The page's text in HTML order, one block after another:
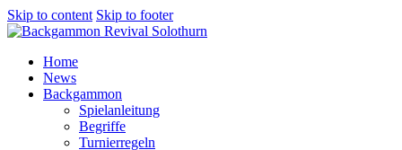
Skip to content Skip to footer
Home
News
Backgammon
Spielanleitung
Begriffe
Turnierregeln